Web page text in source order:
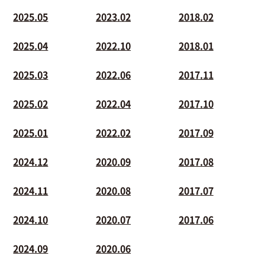
2025.05
2025.04
2025.03
2025.02
2025.01
2024.12
2024.11
2024.10
2024.09
2023.02
2022.10
2022.06
2022.04
2022.02
2020.09
2020.08
2020.07
2020.06
2018.02
2018.01
2017.11
2017.10
2017.09
2017.08
2017.07
2017.06